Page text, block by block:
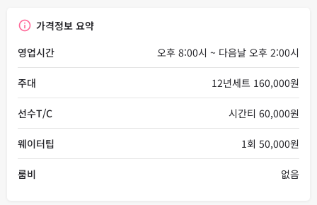
가격정보 요약
영업시간
오후 8:00시 ~ 다음날 오후 2:00시
주대 12년세트 160,000원
선수T/C 시간티 60,000원
웨이터팁 1회 50,000원
룸비 없음